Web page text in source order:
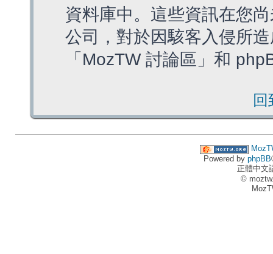
資料庫中。這些資訊在您
公司，對於因駭客入侵所
「MozTW 討論區」和
Powered by phpBB
正體中文
©